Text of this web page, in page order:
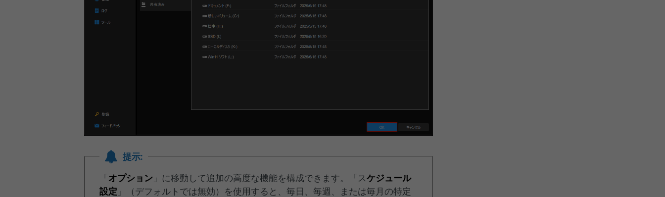
提示:
「オプション 」に移動して追加の高度な機能を構成できます。「スケジュール
設定 」（デフォルトでは無効）を使用すると、毎日、毎週、または毎月の特定